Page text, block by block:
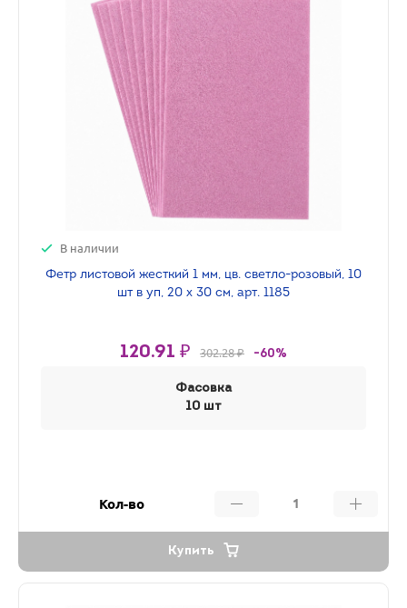
В наличии
Фетр листовой жесткий 1 мм, цв. светло-розовый, 10
шт в уп, 20 х 30 см, арт. 1185
120.91 ₽ 302.28 ₽ -60%
Фасовка
10 шт
Кол-во
Купить